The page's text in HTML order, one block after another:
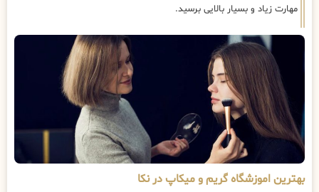
مهارت زیاد و بسیار بالایی برسید.
بهترین اموزشگاه گریم و میکاپ در نکا